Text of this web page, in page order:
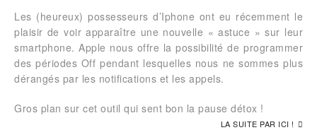
Les (heureux) possesseurs d’Iphone ont eu récemment le
plaisir de voir apparaître une nouvelle « astuce » sur leur
smartphone. Apple nous offre la possibilité de programmer
des périodes Off pendant lesquelles nous ne sommes plus
dérangés par les notifications et les appels.
Gros plan sur cet outil qui sent bon la pause détox !
LA SUITE PAR ICI !